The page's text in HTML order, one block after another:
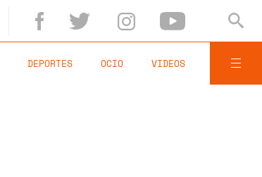
DEPORTES OCIO VIDEOS